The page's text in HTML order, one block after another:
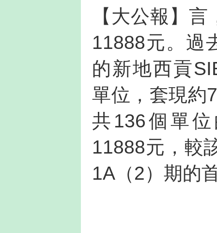
【大公報】
11888元。過
的新地西貢
單位，套現約
共136個單
11888元，較
1A（2）期的